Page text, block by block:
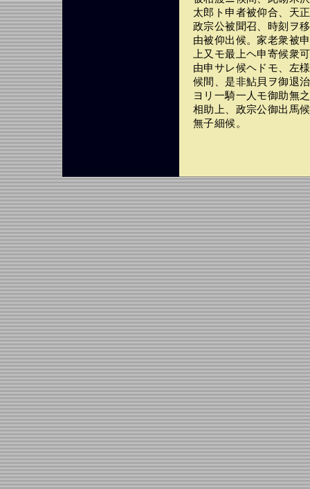
太郎ト申者被仰合、天
政宗公被聞召、時刻ヲ
由被仰出候。家老衆被
上又モ最上ヘ申寄候衆
由申サレ候ヘドモ、左
候間、是非鮎貝ヲ御退
ヨリ一騎一人モ御助無
相助上、政宗公御出馬
無子細候。